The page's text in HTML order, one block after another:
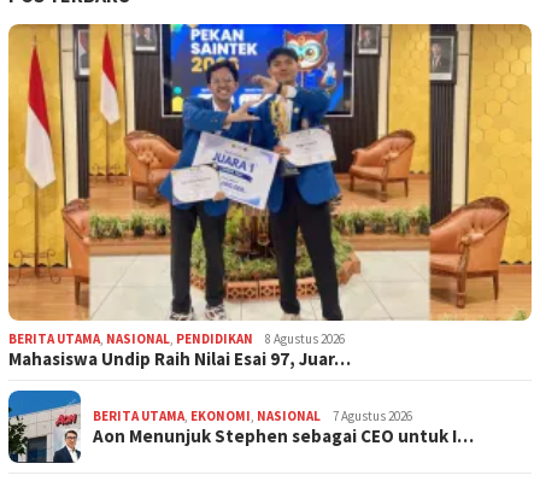
BERITA UTAMA NASIONAL PENDIDIKAN 8 Agustus 2026
Mahasiswa Undip Raih Nilai Esai 97, Juar…
BERITA UTAMA EKONOMI NASIONAL 7 Agustus 2026
Aon Menunjuk Stephen sebagai CEO untuk I…